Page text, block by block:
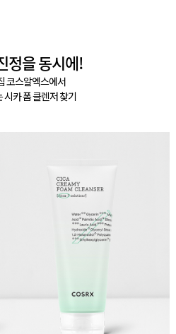
정을 동시에!
코스알엑스에서
시카 폼 클렌저 찾기